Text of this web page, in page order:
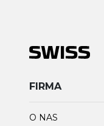
FIRMA
O NAS